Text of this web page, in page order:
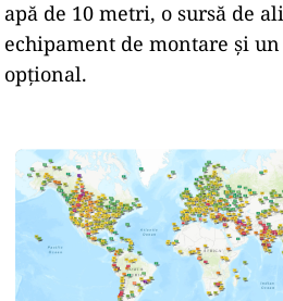
apă de 10 metri, o sursă de
echipament de montare și
opțional.